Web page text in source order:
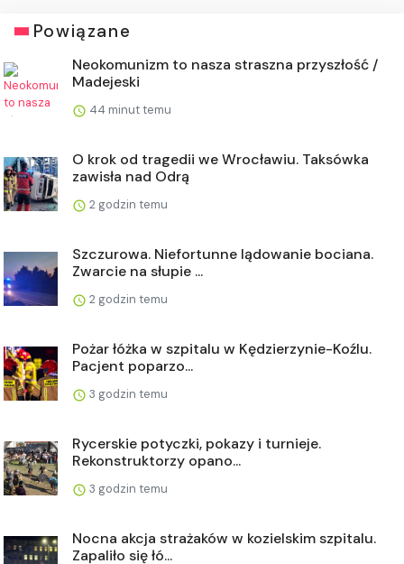
Powiązane
Neokomunizm to nasza straszna przyszłość /
Madejeski
44 minut temu
O krok od tragedii we Wrocławiu. Taksówka
zawisła nad Odrą
2 godzin temu
Szczurowa. Niefortunne lądowanie bociana.
Zwarcie na słupie ...
2 godzin temu
Pożar łóżka w szpitalu w Kędzierzynie-Koźlu.
Pacjent poparzo...
3 godzin temu
Rycerskie potyczki, pokazy i turnieje.
Rekonstruktorzy opano...
3 godzin temu
Nocna akcja strażaków w kozielskim szpitalu.
Zapaliło się łó...